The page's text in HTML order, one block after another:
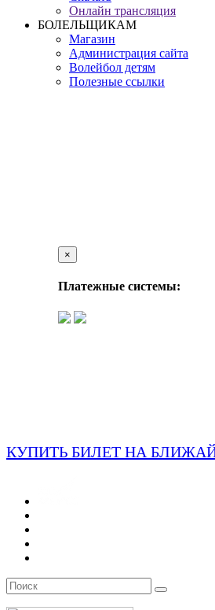
Онлайн трансляция
БОЛЕЛЬЩИКАМ
Магазин
Администрация сайта
Волейбол детям
Полезные ссылки
×
Платежные системы:
КУПИТЬ БИЛЕТ НА